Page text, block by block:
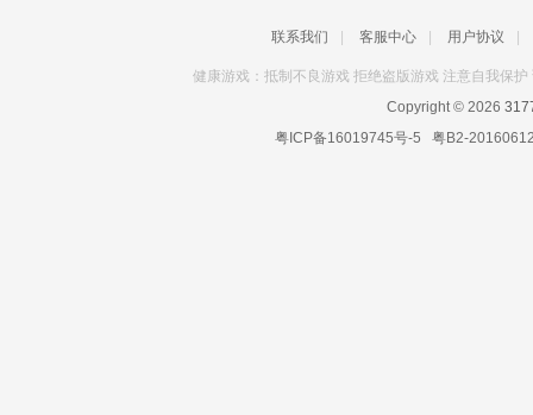
联系我们 客服中心 用户协议
健康游戏：抵制不良游戏 拒绝盗版游戏 注意自我保
Copyright © 2026
粤ICP备16019745号-5 粤B2-